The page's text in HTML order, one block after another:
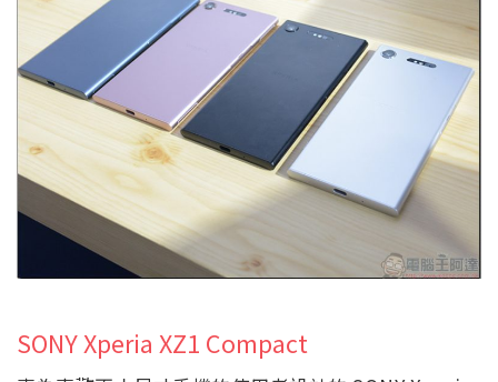
SONY Xperia XZ1 Compact